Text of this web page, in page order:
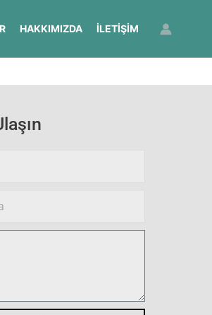
HAKKIMIZDA İLETIŞIM